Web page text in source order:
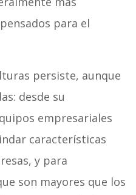
para el
persiste, aunque
desde su
empresariales
características
y para
son mayores que los